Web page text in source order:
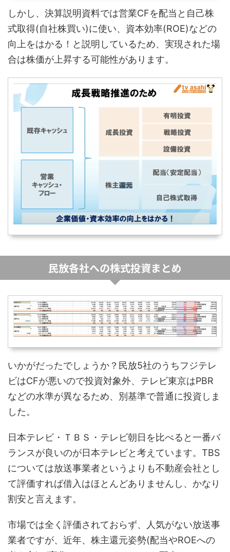
しかし、決算説明資料では営業CFを配当と自己株
式取得(自社株買い)に使い、資本効率(ROE)などの
向上をはかる！と説明しているため、実現された場
合は株価が上昇する可能性があります。
民放各社への株式投資まとめ
いかがだったでしょうか？民放5社のうちフジテレ
ビはCFが悪いので投資対象外、テレビ東京はPBR
などの水準が異なるため、別基準で普通に投資しま
した。
日本テレビ・ＴＢＳ・テレビ朝日を比べると一番バ
ランスが良いのが日本テレビと考えています。TBS
については放送事業者というよりも不動産会社とし
て評価すれば借入はほとんどありませんし、かなり
割安と言えます。
市場では全く評価されておらず、人気がない放送事
業者ですが、近年、株主還元姿勢(配当やROEへの